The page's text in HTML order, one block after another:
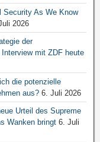
Security As We Know
2026
der
mit ZDF heute
die potenzielle
aus? 6. Juli 2026
Urteil des Supreme
Wanken bringt 6. Juli